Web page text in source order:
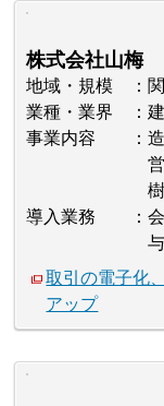
株式会社山梅
地域・規模
業種・業界
事業内容
導入業務
取引の電子化
アップ